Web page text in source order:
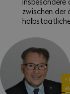
zwischen der